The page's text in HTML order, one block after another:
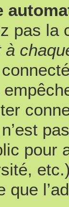
pas la
à
pour
que